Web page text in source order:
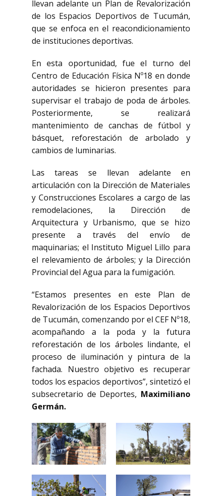
llevan adelante un Plan de Revalorización
de los Espacios Deportivos de Tucumán,
que se enfoca en el reacondicionamiento
de instituciones deportivas.
En esta oportunidad, fue el turno del
Centro de Educación Física Nº18 en donde
autoridades se hicieron presentes para
supervisar el trabajo de poda de árboles.
Posteriormente, se realizará
mantenimiento de canchas de fútbol y
básquet, reforestación de arbolado y
cambios de luminarias.
Las tareas se llevan adelante en
articulación con la Dirección de Materiales
y Construcciones Escolares a cargo de las
remodelaciones, la Dirección de
Arquitectura y Urbanismo, que se hizo
presente a través del envío de
maquinarias; el Instituto Miguel Lillo para
el relevamiento de árboles; y la Dirección
Provincial del Agua para la fumigación.
“Estamos presentes en este Plan de
Revalorización de los Espacios Deportivos
de Tucumán, comenzando por el CEF Nº18,
acompañando a la poda y la futura
reforestación de los árboles lindante, el
proceso de iluminación y pintura de la
fachada. Nuestro objetivo es recuperar
todos los espacios deportivos”, sintetizó el
subsecretario de Deportes, Maximiliano
Germán.